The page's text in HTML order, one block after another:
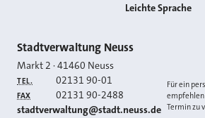
Leichte Sprache
Kontakt
Stadtverwaltung Neuss
Markt 2 ·41460 Neuss
TEL. 02131 90-01
FAX 02131 90-2488
E-MAIL
stadtverwaltung@stadt.neuss.de
Für ein
empfehlen
Termin zu